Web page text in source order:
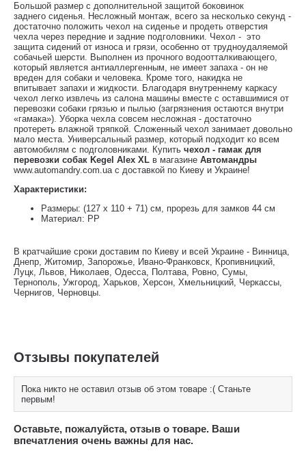
Большой размер с дополнительной защитой боковинок
заднего сиденья. Несложный монтаж, всего за несколько секунд -
достаточно положить чехол на сиденье и продеть отверстия
чехла через передние и задние подголовники. Чехол - это
защита сидений от износа и грязи, особенно от трудноудаляемой
собачьей шерсти. Выполнен из прочного водоотталкивающего,
который является антиаллергенным, не имеет запаха - он не
вреден для собаки и человека. Кроме того, накидка не
впитывает запахи и жидкости. Благодаря внутреннему каркасу
чехол легко извлечь из салона машины вместе с оставшимися от
перевозки собаки грязью и пылью (загрязнения остаются внутри
«гамака»). Уборка чехла совсем несложная - достаточно
протереть влажной тряпкой. Сложенный чехол занимает довольно
мало места. Универсальный размер, который подходит ко всем
автомобилям с подголовниками. Купить чехол - гамак для
перевозки собак Kegel Alex XL в магазине Автомандры
www.automandry.com.ua с доставкой по Киеву и Украине!
Характеристики:
Размеры: (127 х 110 + 71) см, прорезь для замков 44 см
Материал: PP
В кратчайшие сроки доставим по Киеву и всей Украине - Винница,
Днепр, Житомир, Запорожье, Ивано-Франковск, Кропивницкий,
Луцк, Львов, Николаев, Одесса, Полтава, Ровно, Сумы,
Тернополь, Ужгород, Харьков, Херсон, Хмельницкий, Черкассы,
Чернигов, Черновцы.
Отзывы покупателей
Пока никто не оставил отзыв об этом товаре :( Станьте
первым!
Оставьте, пожалуйста, отзыв о товаре. Ваши
впечатления очень важны для нас.